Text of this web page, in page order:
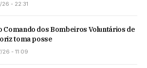
- 22:31
Comando dos Bombeiros Voluntários de
toma posse
- 11:09